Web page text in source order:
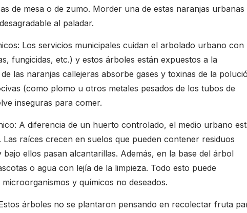
de mesa o de zumo. Morder una de estas naranjas urbanas
al paladar.
Los servicios municipales cuidan el arbolado urbano con
fungicidas, etc.) y estos árboles están expuestos a la
las naranjas callejeras absorbe gases y toxinas de la
(como plomo u otros metales pesados de los tubos de
inseguras para comer.
A diferencia de un huerto controlado, el medio urbano
Las raíces crecen en suelos que pueden contener residuos
ellos pasan alcantarillas. Además, en la base del árbol
o agua con lejía de la limpieza. Todo esto puede
y químicos no deseados.
árboles no se plantaron pensando en recolectar fruta